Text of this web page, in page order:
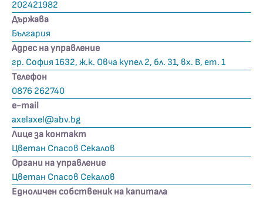
202421982
Държава
България
Адрес на управление
гр. София 1632, ж.к. Овча купел 2, бл. 31, вх. В, ет. 1
Телефон
0876 262740
е-mail
axelaxel@abv.bg
Лице за контакт
Цветан Спасов Секалов
Органи на управление
Цветан Спасов Секалов
Едноличен собственик на капитала